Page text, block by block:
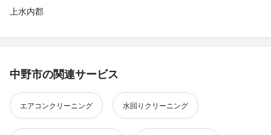
上水内郡
中野市の関連サービス
エアコンクリーニング 水回りクリーニング